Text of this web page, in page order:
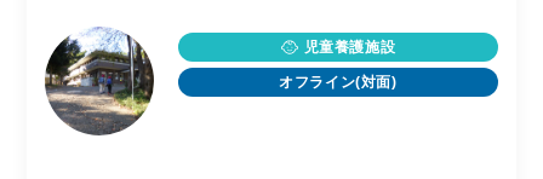
児童養護施設
オフライン(対面)